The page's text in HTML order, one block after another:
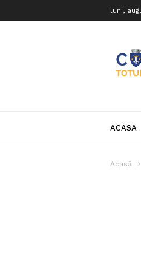
luni,
Info
ACASA
Acasă